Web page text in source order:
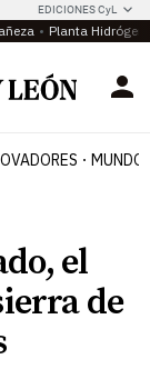
EDICIONES CyL
Planta
MUNDO
el
de